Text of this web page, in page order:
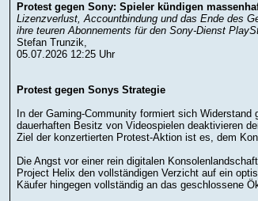
Protest gegen Sony: Spieler kündigen
Lizenzverlust, Accountbindung und das Ende des
ihre teuren Abonnements für den Sony-Dienst
Stefan Trunzik,
05.07.2026 12:25 Uhr
Protest gegen Sonys Strategie
In der Gaming-Community formiert sich
dauerhaften Besitz von Videospielen deaktivieren
Ziel der konzertierten Protest-Aktion ist es, dem
Die Angst vor einer rein digitalen
Project Helix den vollständigen Verzicht auf ein
Käufer hingegen vollständig an das geschlossene